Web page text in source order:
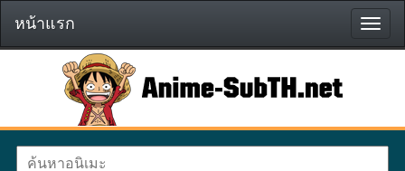
หน้า
แรก
หน้าแรก